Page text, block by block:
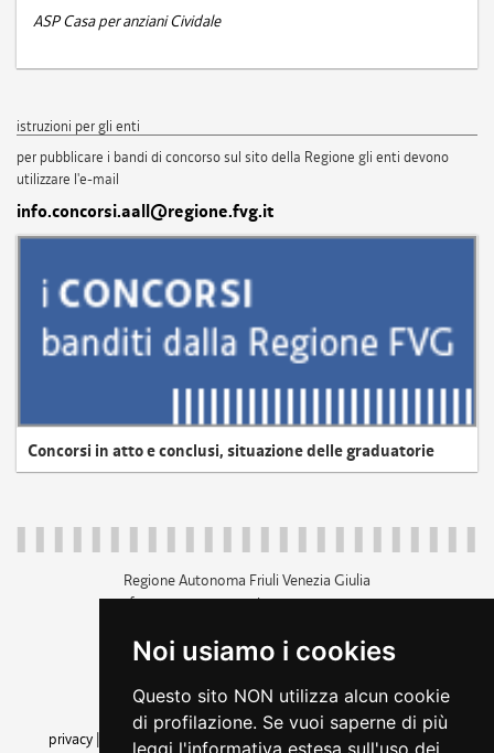
Noi usiamo i cookies
Questo sito NON utilizza alcun cookie
di profilazione. Se vuoi saperne di più
leggi l'informativa estesa sull'uso dei
ASP Casa per anziani Cividale
istruzioni per gli enti
per pubblicare i bandi di concorso sul sito della Regione gli enti devono
utilizzare l'e-mail
info.concorsi.aall@regione.fvg.it
Concorsi in atto e conclusi, situazione delle graduatorie
Regione Autonoma Friuli Venezia Giulia
c.f. 80014930327; p.iva 00526040324
+39 040 3771111
amministrazione trasparente
privacy
cookie |note legali accessibilità
dichiarazione di